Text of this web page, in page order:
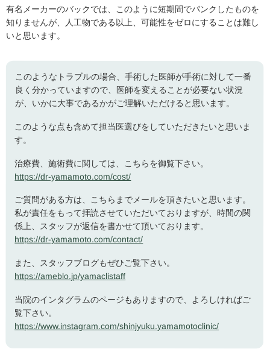
有名メーカーのバックでは、このように短期間でパンクしたものを
知りませんが、人工物である以上、可能性をゼロにすることは難し
いと思います。
このようなトラブルの場合、手術した医師が手術に対して一番
良く分かっていますので、医師を変えることが必要ない状況
が、いかに大事であるかがご理解いただけると思います。
このような点も含めて担当医選びをしていただきたいと思いま
す。
治療費、施術費に関しては、こちらを御覧下さい。
https://dr-yamamoto.com/cost/
ご質問がある方は、こちらまでメールを頂きたいと思います。
私が責任をもって拝読させていただいておりますが、時間の関
係上、スタッフが返信を書かせて頂いております。
https://dr-yamamoto.com/contact/
また、スタッフブログもぜひご覧下さい。
https://ameblo.jp/yamaclistaff
当院のインタグラムのページもありますので、よろしければご
覧下さい。
https://www.instagram.com/shinjyuku.yamamotoclinic/